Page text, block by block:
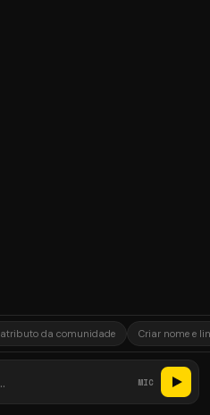
atributo da comunidade Criar nome e
MIC